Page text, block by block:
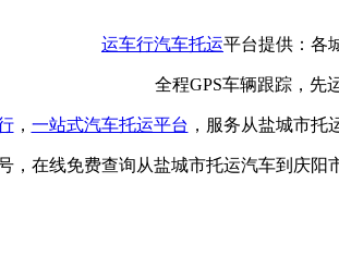
运车行汽车托运平台提供：各
全程GPS车辆跟踪，先
， 一站式汽车托运平台 ，服务从盐城市托
，在线免费查询从盐城市托运汽车到庆阳